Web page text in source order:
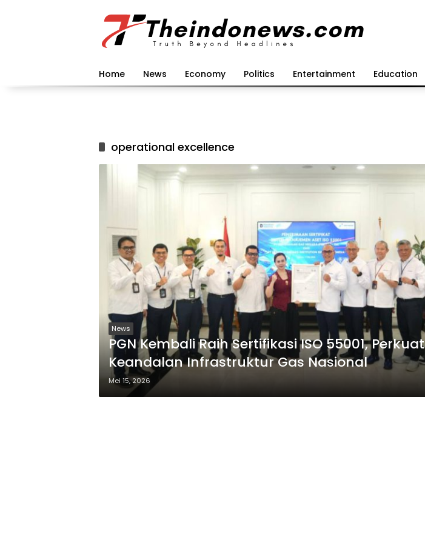
Home News Economy Politics Entertainment Education
operational excellence
News
PGN Kembali Raih Sertifikasi ISO 55001, Perkuat
Keandalan Infrastruktur Gas Nasional
Mei 15, 2026